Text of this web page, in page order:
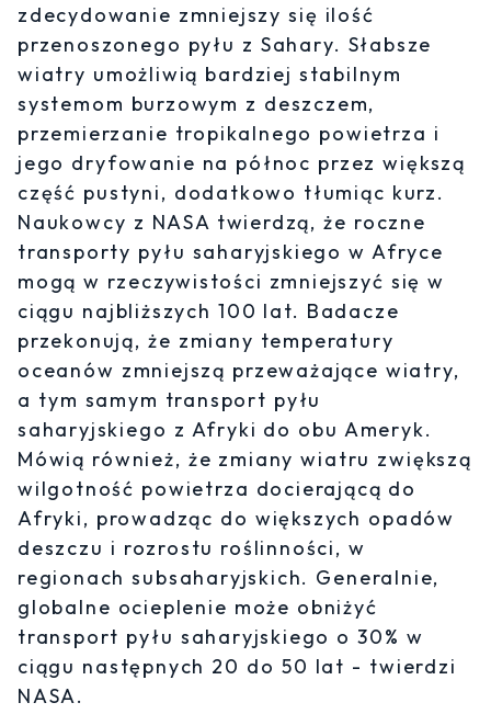
zdecydowanie zmniejszy się ilość
przenoszonego pyłu z Sahary. Słabsze
wiatry umożliwią bardziej stabilnym
systemom burzowym z deszczem,
przemierzanie tropikalnego powietrza i
jego dryfowanie na północ przez większą
część pustyni, dodatkowo tłumiąc kurz.
Naukowcy z NASA twierdzą, że roczne
transporty pyłu saharyjskiego w Afryce
mogą w rzeczywistości zmniejszyć się w
ciągu najbliższych 100 lat. Badacze
przekonują, że zmiany temperatury
oceanów zmniejszą przeważające wiatry,
a tym samym transport pyłu
saharyjskiego z Afryki do obu Ameryk.
Mówią również, że zmiany wiatru zwiększą
wilgotność powietrza docierającą do
Afryki, prowadząc do większych opadów
deszczu i rozrostu roślinności, w
regionach subsaharyjskich. Generalnie,
globalne ocieplenie może obniżyć
transport pyłu saharyjskiego o 30% w
ciągu następnych 20 do 50 lat - twierdzi
NASA.